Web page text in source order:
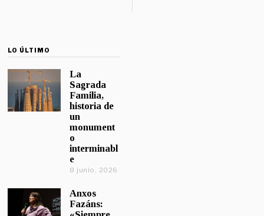
LO ÚLTIMO
La
Sagrada
Familia,
historia de
un
monument
o
interminabl
e
8 junio, 2026
Anxos
Fazáns: